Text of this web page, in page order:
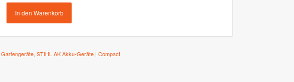
In den Warenkorb
STIHL AK Akku-Geräte | Compact